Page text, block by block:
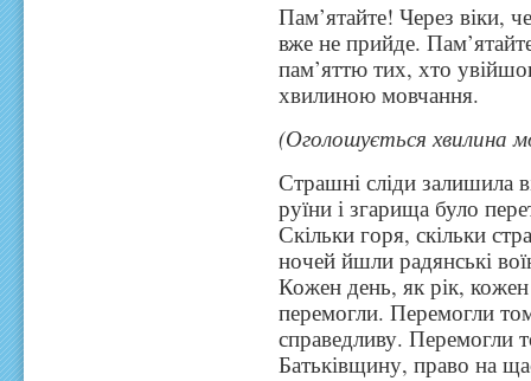
Пам’ятайте! Через віки,
вже не прийде.
пам’яттю тих, хто
хвилиною мовчання.
(Оголошується хвилина
Страшні сліди залишила
руїни і згарища було
Скільки горя, скільки
ночей йшли радянські
Кожен день, як рік, кожен
перемогли. Перемогли
справедливу. Перемогли
Батьківщину, право на